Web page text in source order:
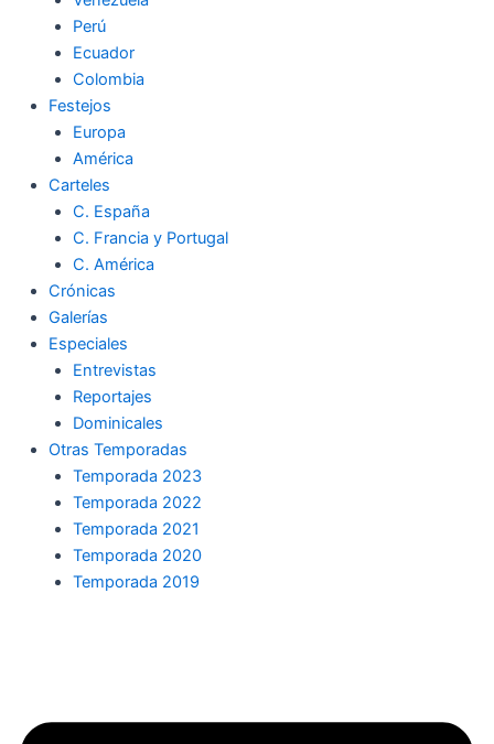
Perú
Ecuador
Colombia
Festejos
Europa
América
Carteles
C. España
C. Francia y Portugal
C. América
Crónicas
Galerías
Especiales
Entrevistas
Reportajes
Dominicales
Otras Temporadas
Temporada 2023
Temporada 2022
Temporada 2021
Temporada 2020
Temporada 2019